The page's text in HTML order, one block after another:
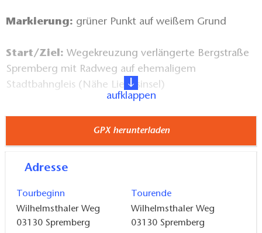
Markierung: grüner Punkt auf weißem Grund
Start/Ziel: Wegekreuzung verlängerte Bergstraße
Spremberg mit Radweg auf ehemaligem
Stadtbahngleis (Nähe Liebesinsel)
Rast/Einkehrmöglichkeiten:Waldcafé
Sehenswertes am Wegesrand:
Kleiner Tipp: Eine sanftere Alternativrunde ohne
steile Abhänge ist mit "A" markiert. beide Wege
aufklappen
GPX herunterladen
Adresse
Tourbeginn
Wilhelmsthaler Weg
03130 Spremberg
Tourende
Wilhelmsthaler Weg
03130 Spremberg